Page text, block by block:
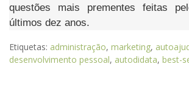
questões mais prementes feitas
últimos dez anos.
Etiquetas: administração, marketing,
desenvolvimento pessoal, autodidata, best-